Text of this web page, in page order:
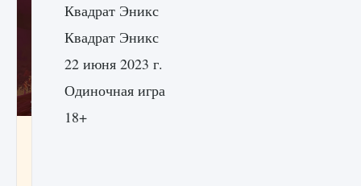
Квадрат Эникс
Квадрат Эникс
22 июня 2023 г.
Одиночная игра
18+